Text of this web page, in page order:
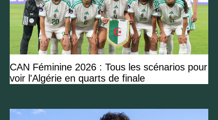
CAN Féminine 2026 : Tous les scénarios pour
voir l'Algérie en quarts de finale